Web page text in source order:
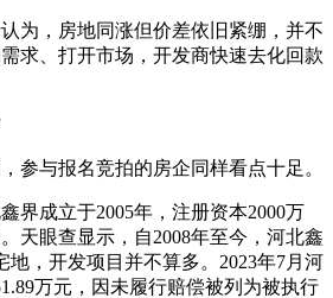
，房地同涨但价差依旧紧绷，并不
求、打开市场，开发商快速去化回款
与报名竞拍的房企同样看点十足。
成立于2005年，注册资本2000万
天眼查显示，自2008年至今，河北鑫
地，开发项目并不算多。2023年7月河
万元，因未履行赔偿被列为被执行